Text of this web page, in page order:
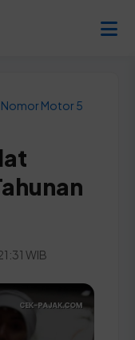
Nomor Motor 5
WIB